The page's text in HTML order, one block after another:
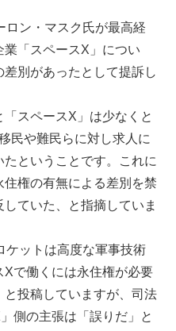
ロン・マスク氏が最高経
「スペースX」につい
別があったとして提訴し
スペースX」は少なくと
民や難民らに対し求人に
ということです。これに
権の有無による差別を禁
ていた、と指摘していま
ケットは高度な軍事技術
Xで働くには永住権が必要
投稿していますが、司法
側の主張は「誤りだ」と